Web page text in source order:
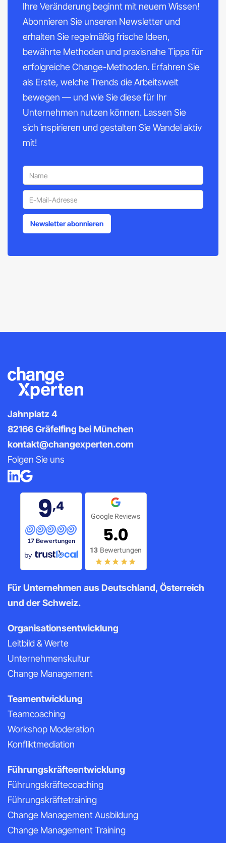
Ihre Veränderung beginnt mit neuem Wissen!
Abonnieren Sie unseren Newsletter und
erhalten Sie regelmäßig frische Ideen,
bewährte Methoden und praxisnahe Tipps für
erfolgreiche Change-Methoden. Erfahren Sie
als Erste, welche Trends die Arbeitswelt
bewegen — und wie Sie diese für Ihr
Unternehmen nutzen können. Lassen Sie
sich inspirieren und gestalten Sie Wandel aktiv
mit!
Jahnplatz 4
82166 Gräfelfing bei München
kontakt@changexperten.com
Folgen Sie uns
9,4
17 Bewertungen
by
Google Reviews
5.0
13 Bewertungen
Teamentwicklung
Teamcoaching
Workshop Moderation
Konfliktmediation
Führungskräfteentwicklung
Führungskräftecoaching
Führungskräftetraining
Change Management Ausbildung
Change Management Training
Für Unternehmen aus Deutschland, Österreich
und der Schweiz.
Organisationsentwicklung
Leitbild & Werte
Unternehmenskultur
Change Management